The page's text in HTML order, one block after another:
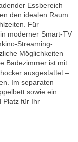
Essbereich
den idealen Raum
Für
moderner Smart-TV
Streaming-
Möglichkeiten
Badezimmer ist mit
ausgestattet –
Im separaten
sowie ein
Platz für Ihr